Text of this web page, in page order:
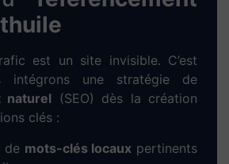
Lathuile. Notre objectif : créer
modernes et bien
sites vitrinesprofessionnels,
prêts à vendre, ainsi que
et du tourisme. Chaque